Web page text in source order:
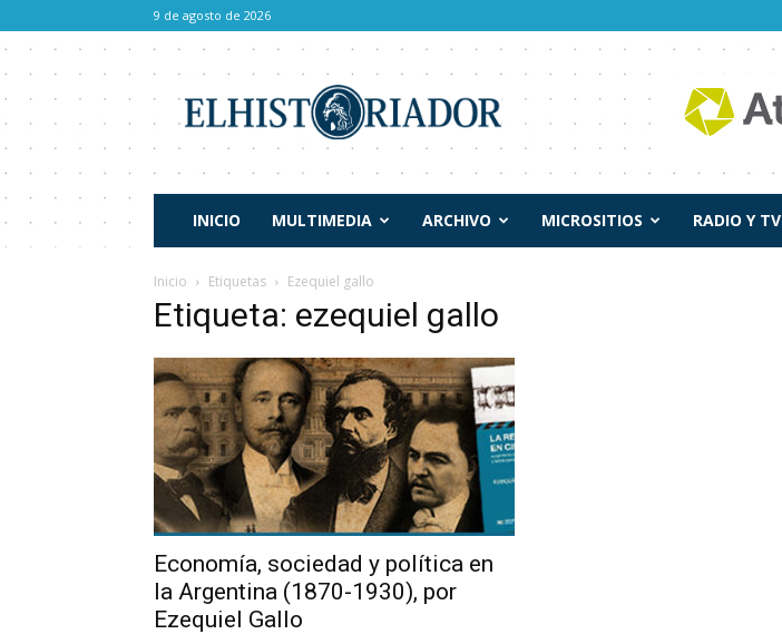
9 de agosto de 2026
Historiador
INICIO MULTIMEDIA ARCHIVO MICROSITIOS RADIO Y TV
Inicio Etiquetas Ezequiel gallo
Etiqueta: ezequiel gallo
Economía, sociedad y política en
la Argentina (1870-1930), por
Ezequiel Gallo